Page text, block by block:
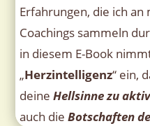
Erfahrungen, die ich an
Coachings sammeln
in diesem E-Book
„Herzintelligenz“ ein,
deineHellsinne zu
auch dieBotschaften